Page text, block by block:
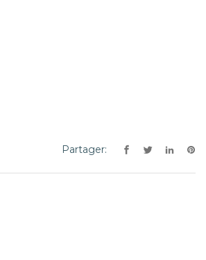
Partager: